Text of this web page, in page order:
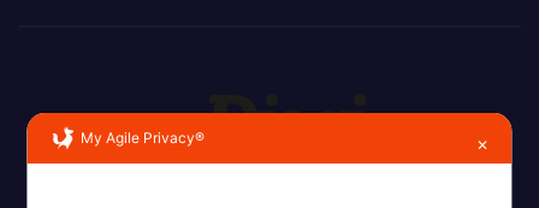
My Agile Privacy® ✕